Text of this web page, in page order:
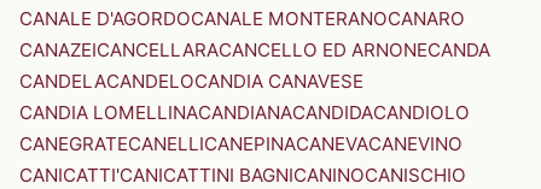
CANALE D'AGORDOCANALE MONTERANOCANARO
CANAZEICANCELLARACANCELLO ED ARNONECANDA
CANDELACANDELOCANDIA CANAVESE
CANDIA LOMELLINACANDIANACANDIDACANDIOLO
CANEGRATECANELLICANEPINACANEVACANEVINO
CANICATTI'CANICATTINI BAGNICANINOCANISCHIO